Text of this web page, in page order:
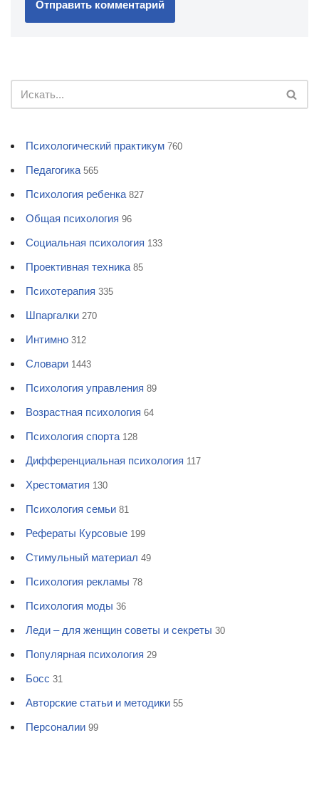
Психологический практикум 760
Педагогика 565
Психология ребенка 827
Общая психология 96
Социальная психология 133
Проективная техника 85
Психотерапия 335
Шпаргалки 270
Интимно 312
Словари 1443
Психология управления 89
Возрастная психология 64
Психология спорта 128
Дифференциальная психология 117
Хрестоматия 130
Психология семьи 81
Рефераты Курсовые 199
Стимульный материал 49
Психология рекламы 78
Психология моды 36
Леди – для женщин советы и секреты 30
Популярная психология 29
Босс 31
Авторские статьи и методики 55
Персоналии 99